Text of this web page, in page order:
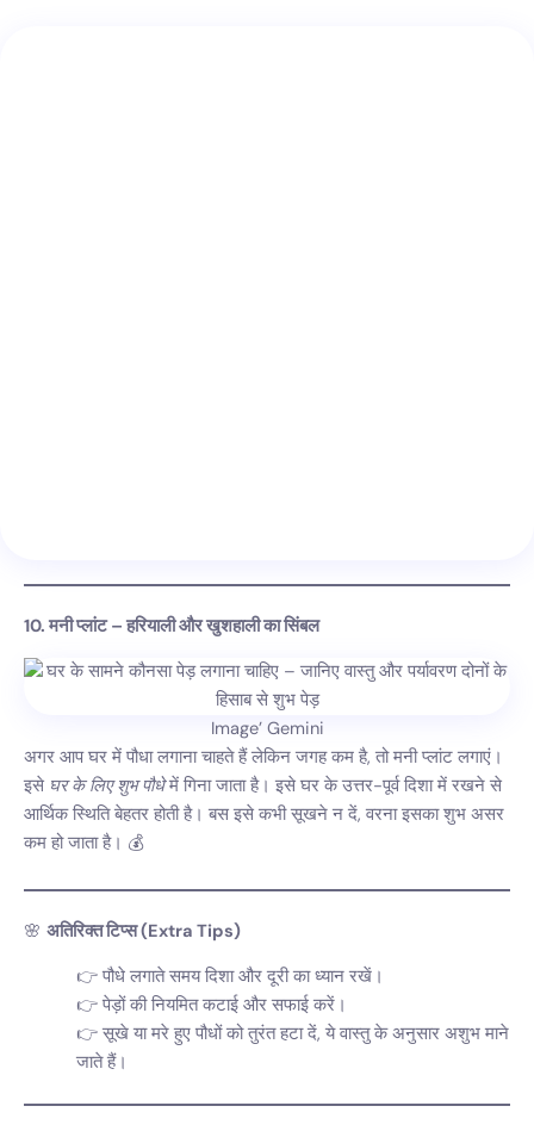
10. मनी प्लांट – हरियाली और खुशहाली का सिंबल
Image’ Gemini
अगर आप घर में पौधा लगाना चाहते हैं लेकिन जगह कम है, तो मनी प्लांट लगाएं।
इसे घर के लिए शुभ पौधेमें गिना जाता है। इसे घर के उत्तर-पूर्व दिशा में रखने से
आर्थिक स्थिति बेहतर होती है। बस इसे कभी सूखने न दें, वरना इसका शुभ असर
कम हो जाता है। 💰
🌸 अतिरिक्त टिप्स (Extra Tips)
पौधे लगाते समय दिशा और दूरी का ध्यान रखें।
पेड़ों की नियमित कटाई और सफाई करें।
सूखे या मरे हुए पौधों को तुरंत हटा दें, ये वास्तु के अनुसार अशुभ माने
जाते हैं।